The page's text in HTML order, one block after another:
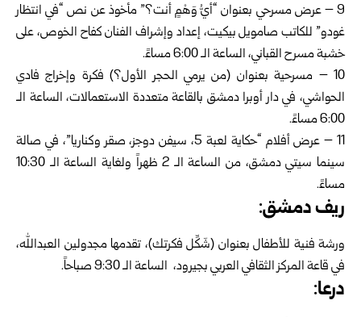
9 – عرض مسرحي بعنوان “أيُّ وَهْمٍ أنت؟” مأخوذ عن نص “في انتظار
غودو” للكاتب صامويل بيكيت، إعداد وإشراف الفنان كفاح الخوص، على
خشبة مسرح القباني، الساعة الـ 6:00 مساءً.
10 – مسرحية بعنوان (من يرمي الحجر الأول؟) فكرة وإخراج فادي
الحواشي، في دار أوبرا دمشق بالقاعة متعددة الاستعمالات، الساعة الـ
6:00 مساءً.
11 – عرض أفلام “حكاية لعبة 5، سيفن دوجز، صقر وكناريا”، في صالة
سينما سيتي دمشق، من الساعة الـ 2 ظهراً ولغاية الساعة الـ 10:30
مساءً.
ريف دمشق:
ورشة فنية للأطفال بعنوان (شَكِّل فكرتك)، تقدمها مجدولين العبدالله،
في قاعة المركز الثقافي العربي بجيرود، الساعة الـ 9:30 صباحاً.
درعا: